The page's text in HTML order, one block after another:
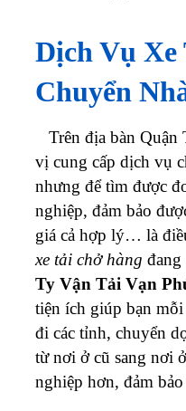
Dịch Vụ Xe
Chuyển
Trên địa bàn Quận
vị cung cấp dịch vụ
nhưng để tìm được
nghiệp, đảm bảo
giá cả hợp lý… là
xe tải chở hàng đang
Ty Vận Tải Vạn
tiện ích giúp bạn
đi các tỉnh, chuyển
từ nơi ở cũ sang nơi
nghiệp hơn, đảm